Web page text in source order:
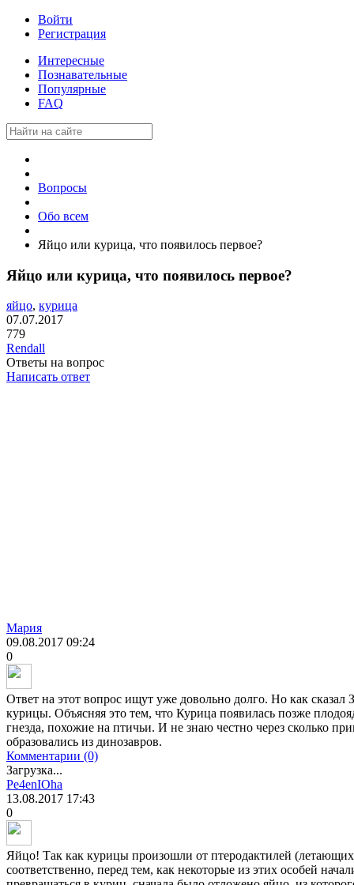
Войти
Регистрация
Интересные
Познавательные
Популярные
FAQ
Вопросы
Обо всем
Яйцо или курица, что появилось первое?
Яйцо или курица, что появилось первое?
яйцо, курица
07.07.2017
779
Rendall
Ответы на вопрос
Написать ответ
Мария
09.08.2017 09:24
0
Ответ на этот вопрос ищут уже довольно долго. Но как сказал
курицы. Объясняя это тем, что Курица появилась позже
гнезда, похожие на птичьи. И не знаю честно через сколько
образовались из динозавров.
Комментарии (0)
Загрузка...
Pe4enIOha
13.08.2017 17:43
0
Яйцо! Так как курицы произошли от птеродактилей (летающих
соответственно, перед тем, как некоторые из этих особей